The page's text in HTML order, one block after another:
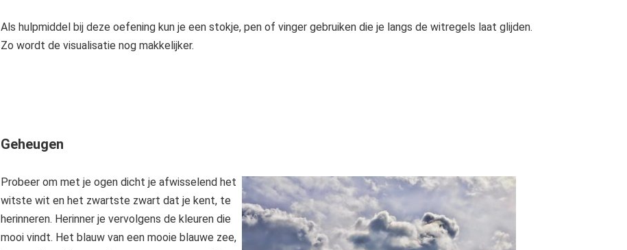
Als hulpmiddel bij deze oefening kun je een stokje, pen of vinger gebruiken die je langs de witregels laat glijden.
Zo wordt de visualisatie nog makkelijker.
Geheugen
Probeer om met je ogen dicht je afwisselend het
witste wit en het zwartste zwart dat je kent, te
herinneren. Herinner je vervolgens de kleuren die
mooi vindt. Het blauw van een mooie blauwe zee,